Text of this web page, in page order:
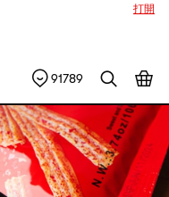
打開
91789